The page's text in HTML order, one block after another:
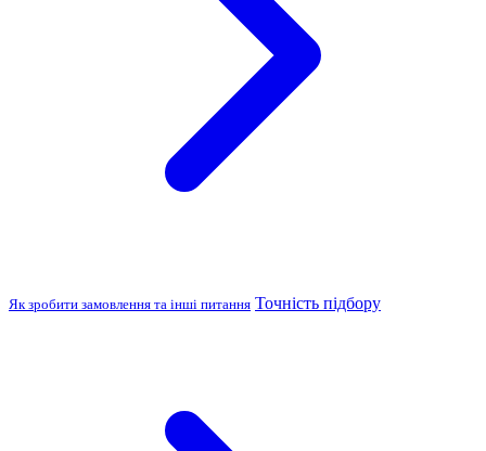
Як зробити замовлення та інші питання Точність підбору